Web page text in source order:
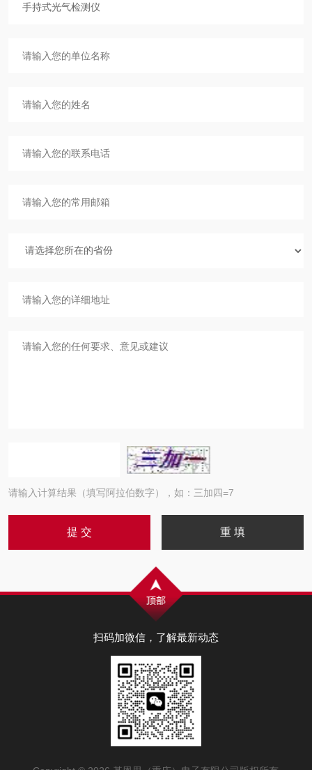
请输入计算结果（填写阿拉伯数字），如：三加四=7
扫码加微信，了解最新动态